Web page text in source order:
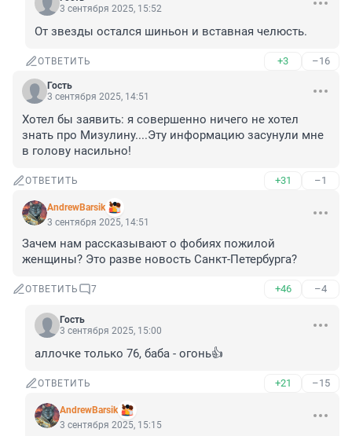
3 сентября 2025, 15:52
От звезды остался шиньон и вставная челюсть.
ОТВЕТИТЬ +3 –16
Гость
3 сентября 2025, 14:51
Хотел бы заявить: я совершенно ничего не хотел
знать про Мизулину....Эту информацию засунули мне
в голову насильно!
ОТВЕТИТЬ +31 –1
AndrewBarsik
3 сентября 2025, 14:51
Зачем нам рассказывают о фобиях пожилой
женщины? Это разве новость Санкт-Петербурга?
ОТВЕТИТЬ 7 +46 –4
Гость
3 сентября 2025, 15:00
аллочке только 76, баба - огонь👍
ОТВЕТИТЬ +21 –15
AndrewBarsik
3 сентября 2025, 15:15